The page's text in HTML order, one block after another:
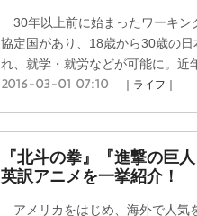
30年以上前に始まったワーキン
協定国があり、18歳から30歳の
れ、就学・就労などが可能に。近
2016-03-01 07:10 ｜ライフ｜
『北斗の拳』『進撃の巨
英訳アニメを一挙紹介！
アメリカをはじめ、海外で人気